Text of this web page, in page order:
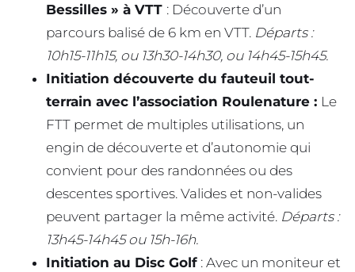
Bessilles » à VTT : Découverte d’un
parcours balisé de 6 km en VTT. Départs :
10h15-11h15, ou 13h30-14h30, ou 14h45-15h45.
Initiation découverte du fauteuil tout-
terrain avec l’association Roulenature : Le
FTT permet de multiples utilisations, un
engin de découverte et d’autonomie qui
convient pour des randonnées ou des
descentes sportives. Valides et non-valides
peuvent partager la même activité. Départs :
13h45-14h45 ou 15h-16h.
Initiation au Disc Golf : Avec un moniteur et